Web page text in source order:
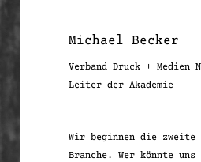
Michael Becker
Verband Druck + Medien
Leiter der Akademie
Wir beginnen die
Branche. Wer könnte